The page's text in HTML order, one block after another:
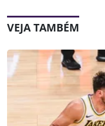
VEJA TAMBÉM